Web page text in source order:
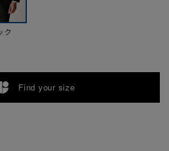
ク
Find your size